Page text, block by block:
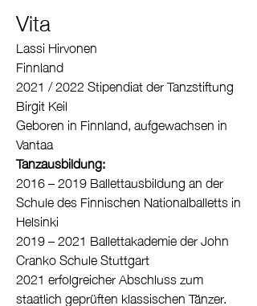
Vita
Lassi Hirvonen
Finnland
2021 / 2022 Stipendiat der Tanzstiftung
Birgit Keil
Geboren in Finnland, aufgewachsen in
Vantaa
Tanzausbildung:
2016 – 2019 Ballettausbildung an der
Schule des Finnischen Nationalballetts in
Helsinki
2019 – 2021 Ballettakademie der John
Cranko Schule Stuttgart
2021 erfolgreicher Abschluss zum
staatlich geprüften klassischen Tänzer.